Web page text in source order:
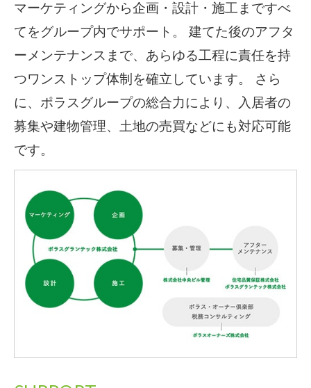
マーケティングから企画・設計・施工まですべ
てをグループ内でサポート。 建てた後のアフタ
ーメンテナンスまで、あらゆる工程に責任を持
つワンストップ体制を確立しています。 さら
に、ポラスグループの総合力により、入居者の
募集や建物管理、土地の売買などにも対応可能
です。